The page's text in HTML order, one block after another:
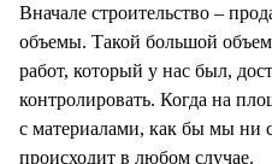
Вначале строительство –
объемы. Такой большой
работ, который у нас был,
контролировать. Когда на
с материалами, как бы мы ни
происходит в любом случае.